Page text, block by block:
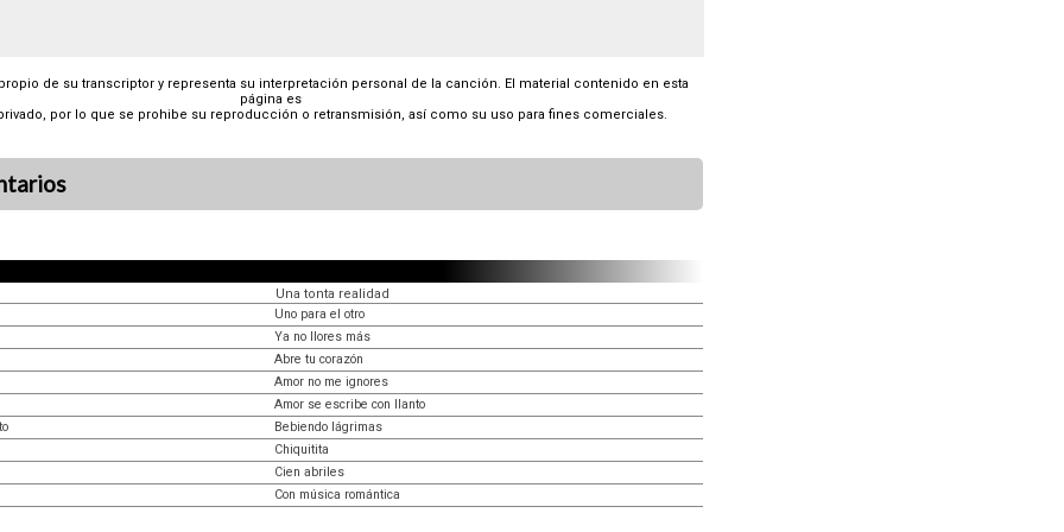
de su transcriptor y representa su interpretación personal de la canción. El material contenido en esta
página es
por lo que se prohibe su reproducción o retransmisión, así como su uso para fines comerciales.
Una tonta realidad
Uno para el otro
Ya no llores más
Abre tu corazón
Amor no me ignores
Amor se escribe con llanto
Bebiendo lágrimas
Chiquitita
Cien abriles
Con música romántica